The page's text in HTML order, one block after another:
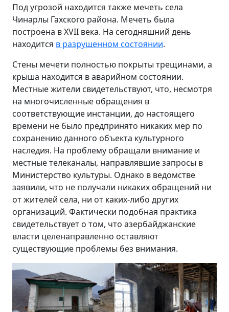
Под угрозой находится также мечеть села
Чинарлы Гахского района. Мечеть была
построена в XVII века. На сегодняшний день
находится в разрушенном состоянии.
Стены мечети полностью покрыты трещинами, а
крыша находится в аварийном состоянии.
Местные жители свидетельствуют, что, несмотря
на многочисленные обращения в
соответствующие инстанции, до настоящего
времени не было предпринято никаких мер по
сохранению данного объекта культурного
наследия. На проблему обращали внимание и
местные телеканалы, направлявшие запросы в
Министерство культуры. Однако в ведомстве
заявили, что не получали никаких обращений ни
от жителей села, ни от каких-либо других
организаций. Фактически подобная практика
свидетельствует о том, что азербайджанские
власти целенаправленно оставляют
существующие проблемы без внимания.